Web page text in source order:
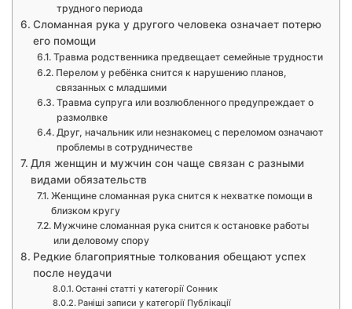
трудного периода
Сломанная рука у другого человека означает потерю
его помощи
Травма родственника предвещает семейные трудности
Перелом у ребёнка снится к нарушению планов,
связанных с младшими
Травма супруга или возлюбленного предупреждает о
размолвке
Друг, начальник или незнакомец с переломом означают
проблемы в сотрудничестве
Для женщин и мужчин сон чаще связан с разными
видами обязательств
Женщине сломанная рука снится к нехватке помощи в
близком кругу
Мужчине сломанная рука снится к остановке работы
или деловому спору
Редкие благоприятные толкования обещают успех
после неудачи
Останні статті у категорії Сонник
Раніші записи у категорії Публікації